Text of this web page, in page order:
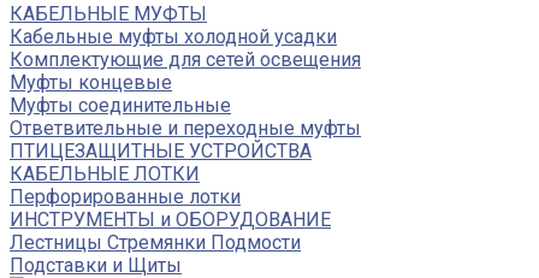
КАБЕЛЬНЫЕ МУФТЫ
Кабельные муфты холодной усадки
Комплектующие для сетей освещения
Муфты концевые
Муфты соединительные
Ответвительные и переходные муфты
ПТИЦЕЗАЩИТНЫЕ УСТРОЙСТВА
КАБЕЛЬНЫЕ ЛОТКИ
Перфорированные лотки
ИНСТРУМЕНТЫ и ОБОРУДОВАНИЕ
Лестницы Стремянки Подмости
Подставки и Щиты